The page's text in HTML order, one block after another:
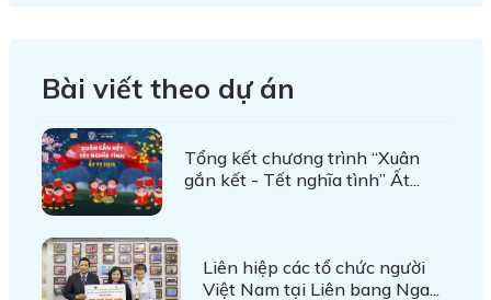
Bài viết theo dự án
Tổng kết chương trình “Xuân
gắn kết - Tết nghĩa tình” Ất...
Liên hiệp các tổ chức người
Việt Nam tại Liên bang Nga...